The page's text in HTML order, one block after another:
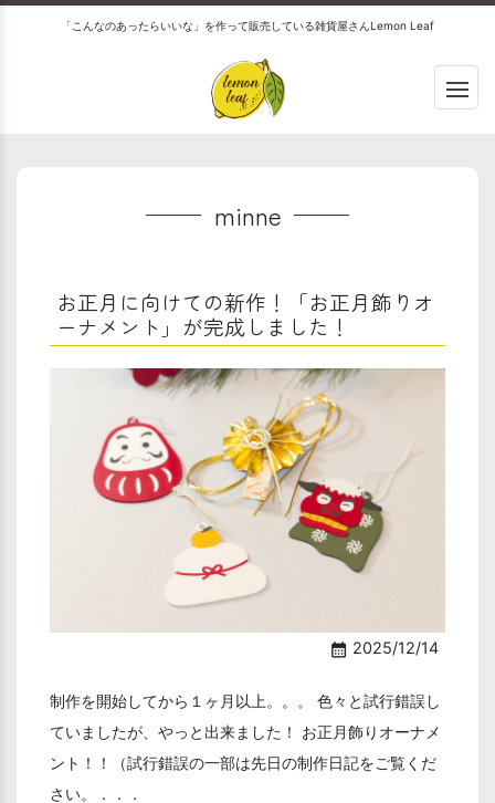
「こんなのあったらいいな」を作って販売している雑貨屋さんLemon Leaf
minne
お正月に向けての新作！「お正月飾りオ
ーナメント」が完成しました！
calendar_month 2025/12/14
制作を開始してから１ヶ月以上。。。 色々と試行錯誤し
ていましたが、やっと出来ました！ お正月飾りオーナメ
ント！！（試行錯誤の一部は先日の制作日記をご覧くだ
さい。．．．